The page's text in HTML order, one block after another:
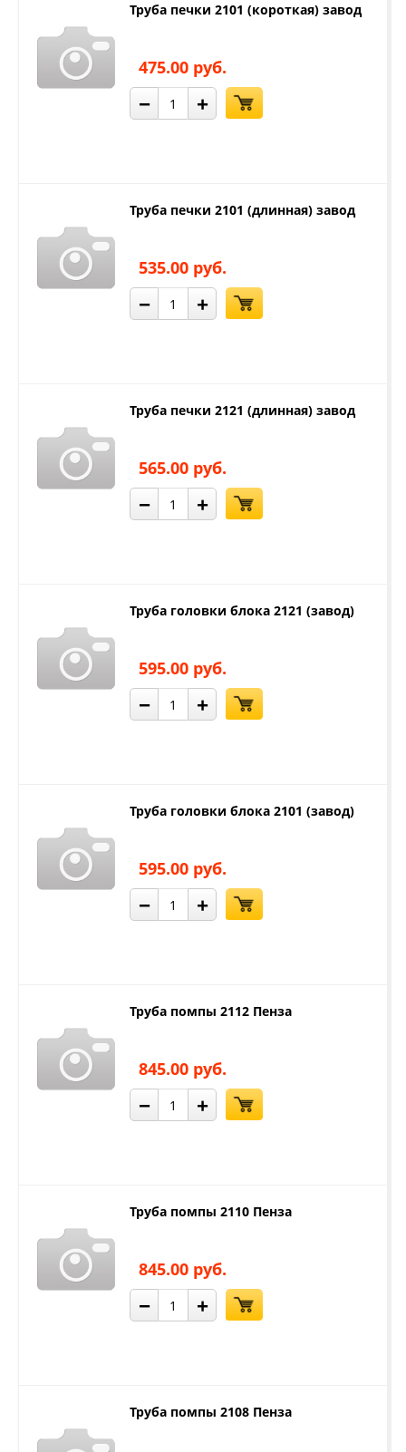
Труба печки 2101 (короткая) завод
475.00 руб.
− +
Труба печки 2101 (длинная) завод
535.00 руб.
− +
Труба печки 2121 (длинная) завод
565.00 руб.
− +
Труба головки блока 2121 (завод)
595.00 руб.
− +
Труба головки блока 2101 (завод)
595.00 руб.
− +
Труба помпы 2112 Пенза
845.00 руб.
− +
Труба помпы 2110 Пенза
845.00 руб.
− +
Труба помпы 2108 Пенза